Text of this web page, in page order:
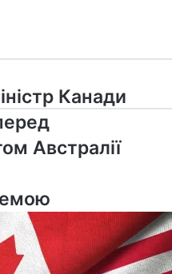
Канади
Австралії